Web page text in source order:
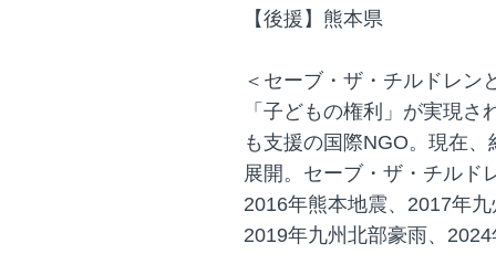
【後援】熊本県
＜セーブ・ザ・チルドレン
「子どもの権利」が実現
も支援の国際NGO。現在
展開。セーブ・ザ・チルド
2016年熊本地震、2017年
2019年九州北部豪雨、